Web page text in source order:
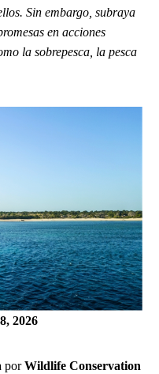
Sin embargo, subraya
en acciones
la sobrepesca, la pesca
2026
porWildlife Conservation